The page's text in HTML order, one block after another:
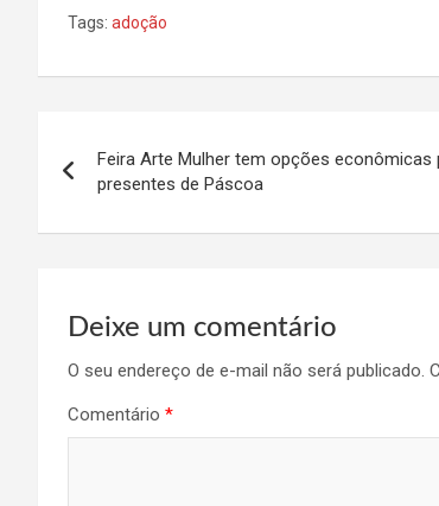
Tags: adoção
de
Post
Feira Arte Mulher tem opções econômicas
presentes de Páscoa
Deixe um comentário
O seu endereço de e-mail não será publicado.
Comentário *